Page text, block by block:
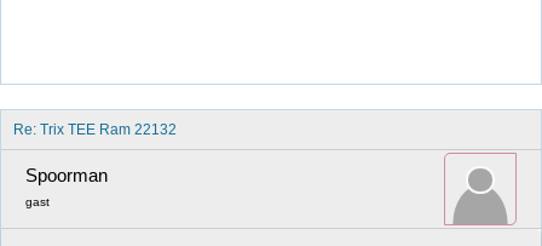
Re: Trix TEE Ram 22132
Spoorman
gast